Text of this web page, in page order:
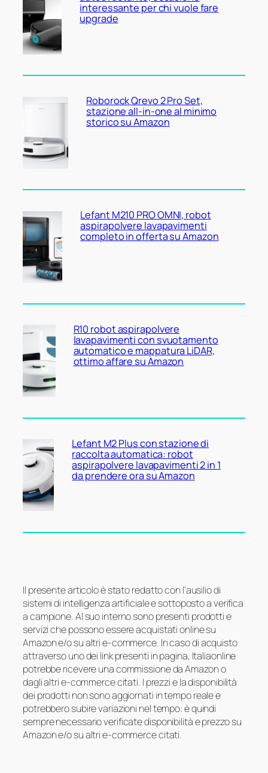
interessante per chi vuole fare
upgrade
Roborock Qrevo 2 Pro Set,
stazione all-in-one al minimo
storico su Amazon
Lefant M210 PRO OMNI, robot
aspirapolvere lavapavimenti
completo in offerta su Amazon
R10 robot aspirapolvere
lavapavimenti con svuotamento
automatico e mappatura LiDAR,
ottimo affare su Amazon
Lefant M2 Plus con stazione di
raccolta automatica: robot
aspirapolvere lavapavimenti 2 in 1
da prendere ora su Amazon
Il presente articolo è stato redatto con l’ausilio di
sistemi di intelligenza artificiale e sottoposto a verifica
a campione. Al suo interno sono presenti prodotti e
servizi che possono essere acquistati online su
Amazon e/o su altri e-commerce. In caso di acquisto
attraverso uno dei link presenti in pagina, Italiaonline
potrebbe ricevere una commissione da Amazon o
dagli altri e-commerce citati. I prezzi e la disponibilità
dei prodotti non sono aggiornati in tempo reale e
potrebbero subire variazioni nel tempo: è quindi
sempre necessario verificate disponibilità e prezzo su
Amazon e/o su altri e-commerce citati.